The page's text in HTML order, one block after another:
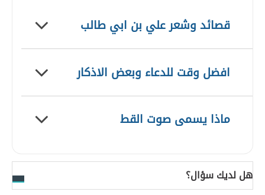
قصائد وشعر علي بن ابي طالب
افضل وقت للدعاء وبعض الاذكار
ماذا يسمى صوت القط
هل لديك سؤال؟